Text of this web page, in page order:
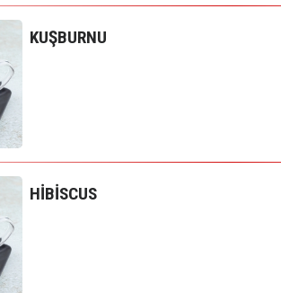
KUŞBURNU
HİBİSCUS